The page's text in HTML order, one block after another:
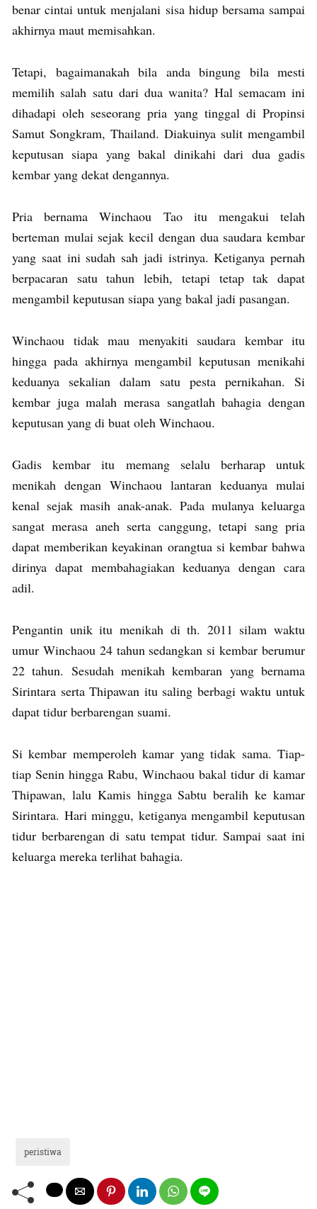
benar cintai untuk menjalani sisa hidup bersama sampai
akhirnya maut memisahkan.
Tetapi, bagaimanakah bila anda bingung bila mesti
memilih salah satu dari dua wanita? Hal semacam ini
dihadapi oleh seseorang pria yang tinggal di Propinsi
Samut Songkram, Thailand. Diakuinya sulit mengambil
keputusan siapa yang bakal dinikahi dari dua gadis
kembar yang dekat dengannya.
Pria bernama Winchaou Tao itu mengakui telah
berteman mulai sejak kecil dengan dua saudara kembar
yang saat ini sudah sah jadi istrinya. Ketiganya pernah
berpacaran satu tahun lebih, tetapi tetap tak dapat
mengambil keputusan siapa yang bakal jadi pasangan.
Winchaou tidak mau menyakiti saudara kembar itu
hingga pada akhirnya mengambil keputusan menikahi
keduanya sekalian dalam satu pesta pernikahan. Si
kembar juga malah merasa sangatlah bahagia dengan
keputusan yang di buat oleh Winchaou.
Gadis kembar itu memang selalu berharap untuk
menikah dengan Winchaou lantaran keduanya mulai
kenal sejak masih anak-anak. Pada mulanya keluarga
sangat merasa aneh serta canggung, tetapi sang pria
dapat memberikan keyakinan orangtua si kembar bahwa
dirinya dapat membahagiakan keduanya dengan cara
adil.
Pengantin unik itu menikah di th. 2011 silam waktu
umur Winchaou 24 tahun sedangkan si kembar berumur
22 tahun. Sesudah menikah kembaran yang bernama
Sirintara serta Thipawan itu saling berbagi waktu untuk
dapat tidur berbarengan suami.
Si kembar memperoleh kamar yang tidak sama. Tiap-
tiap Senin hingga Rabu, Winchaou bakal tidur di kamar
Thipawan, lalu Kamis hingga Sabtu beralih ke kamar
Sirintara. Hari minggu, ketiganya mengambil keputusan
tidur berbarengan di satu tempat tidur. Sampai saat ini
keluarga mereka terlihat bahagia.
peristiwa